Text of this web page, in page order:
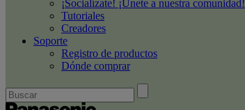
¡Socialízate! ¡Únete a nuestra comunidad!
Tutoriales
Creadores
Soporte
Registro de productos
Dónde comprar